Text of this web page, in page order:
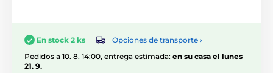
En stock 2 ks
Opciones de transporte ›
Pedidos a 10. 8. 14:00, entrega estimada: en su casa el lunes
21. 9.